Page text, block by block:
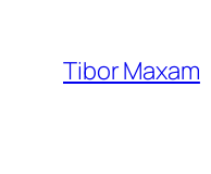
Inhalt
springen
Tibor Maxam